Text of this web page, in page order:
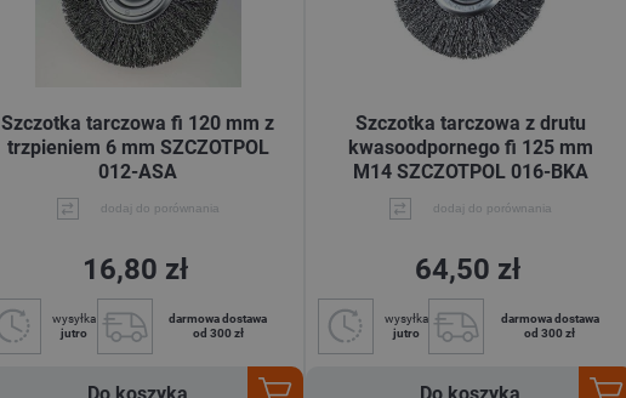
Szczotka tarczowa fi 120 mm z
trzpieniem 6 mm SZCZOTPOL
012-ASA
dodaj do porównania
16,80 zł
wysyłka
jutro
darmowa dostawa
od 300 zł
Szczotka tarczowa z drutu
kwasoodpornego fi 125 mm
M14 SZCZOTPOL 016-BKA
dodaj do porównania
64,50 zł
wysyłka
jutro
darmowa dostawa
od 300 zł